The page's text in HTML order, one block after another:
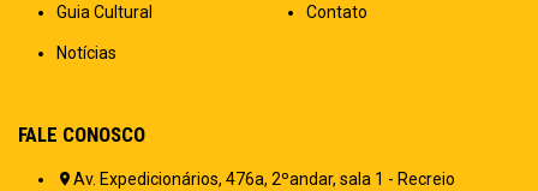
Guia Cultural
Notícias
Contato
FALE CONOSCO
Av. Expedicionários, 476a, 2ºandar, sala 1 - Recreio